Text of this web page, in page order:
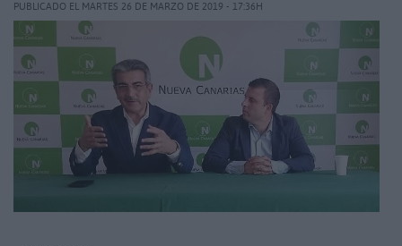
PUBLICADO EL MARTES 26 DE MARZO DE 2019 - 17:36H